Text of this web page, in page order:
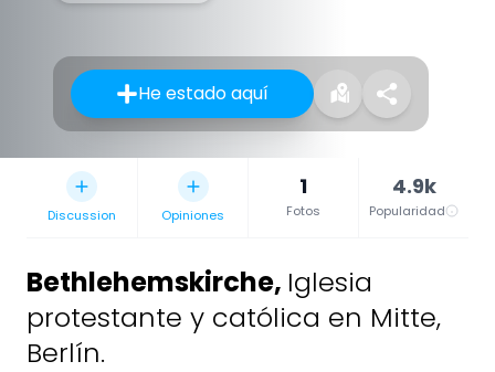
He estado aquí
Discussion Opiniones
1
Fotos
4.9k
Popularidad
Bethlehemskirche, Iglesia
protestante y católica en Mitte,
Berlín.